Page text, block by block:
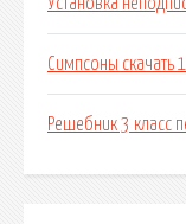
Установка
Симпсоны скачать
Решебник 3 класс